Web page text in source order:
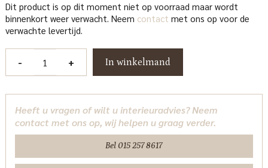
Dit product is op dit moment niet op voorraad maar wordt
binnenkort weer verwacht. Neem contact met ons op voor de
verwachte levertijd.
-
Yoda
customized
45Ø
retardant
+ In winkelmand
Heeft u vragen of wilt u interieuradvies? Neem
contact met ons op, wij helpen u graag verder.
Bel 015 257 8617